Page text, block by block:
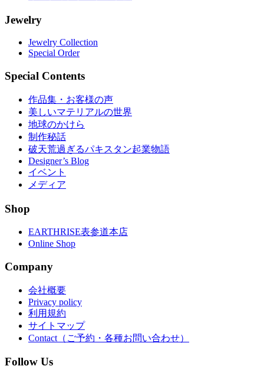
Jewelry
Jewelry Collection
Special Order
Special Contents
作品集・お客様の声
美しいマテリアルの世界
地球のかけら
制作秘話
破天荒過ぎるパキスタン起業物語
Designer’s Blog
イベント
メディア
Shop
EARTHRISE表参道本店
Online Shop
Company
会社概要
Privacy policy
利用規約
サイトマップ
Contact（ご予約・各種お問い合わせ）
Follow Us